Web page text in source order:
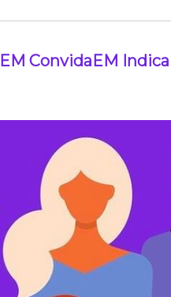
EM ConvidaEM Indica